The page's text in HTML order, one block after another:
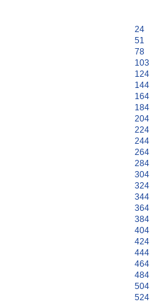
24
51
78
103
124
144
164
184
204
224
244
264
284
304
324
344
364
384
404
424
444
464
484
504
524